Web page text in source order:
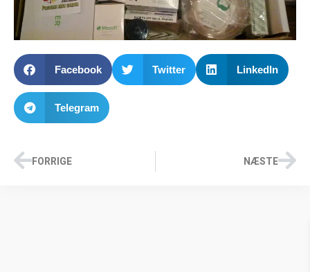
Facebook Twitter LinkedIn
Telegram
FORRIGE NÆSTE